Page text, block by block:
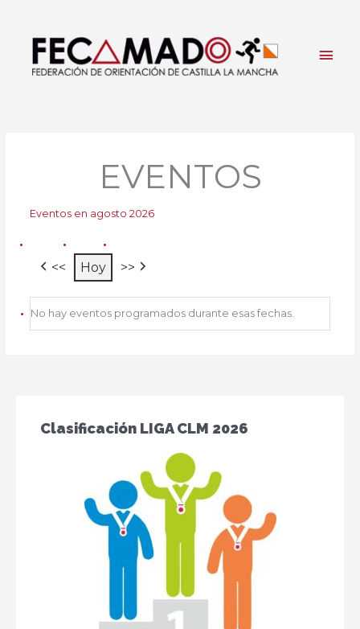
contenido
EVENTOS
Eventos en agosto 2026
<< Hoy >>
No hay eventos programados durante esas fechas.
Clasificación LIGA CLM 2026